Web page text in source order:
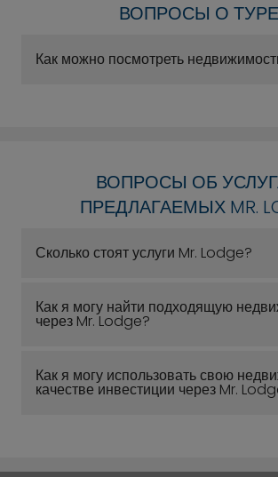
ВОПРОСЫ О ТУРЕ
Как можно посмотреть
ВОПРОСЫ ОБ
ПРЕДЛАГАЕМЫХ MR.
Сколько стоят услуги Mr. Lodge?
Как я могу найти подходящую
через Mr. Lodge?
Как я могу использовать свою
качестве инвестиции через Mr.